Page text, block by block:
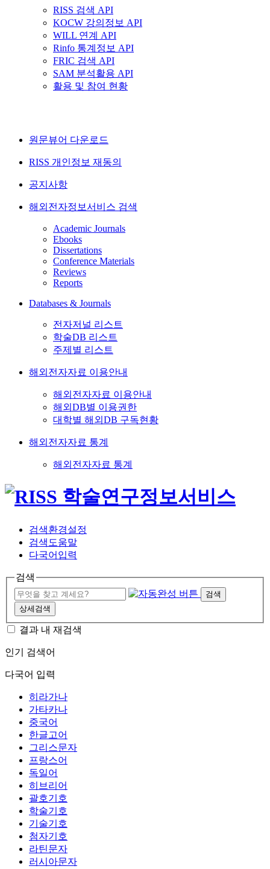
RISS 검색 API
KOCW 강의정보 API
WILL 연계 API
Rinfo 통계정보 API
FRIC 검색 API
SAM 분석활용 API
활용 및 참여 현황
원문뷰어 다운로드
RISS 개인정보 재동의
공지사항
해외전자정보서비스 검색
Academic Journals
Ebooks
Dissertations
Conference Materials
Reviews
Reports
Databases & Journals
전자저널 리스트
학술DB 리스트
주제별 리스트
해외전자자료 이용안내
해외전자자료 이용안내
해외DB별 이용권한
대학별 해외DB 구독현황
해외전자자료 통계
해외전자자료 통계
검색환경설정
검색도움말
다국어입력
검색
검색
상세검색
결과 내 재검색
인기 검색어
다국어 입력
히라가나
가타카나
중국어
한글고어
그리스문자
프랑스어
독일어
히브리어
괄호기호
학술기호
기술기호
첨자기호
라틴문자
러시아문자